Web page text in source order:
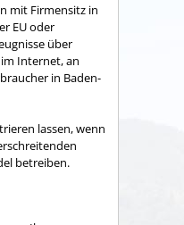
mit Firmensitz in
EU oder
über
Internet, an
in Baden-
lassen, wenn
betreiben.